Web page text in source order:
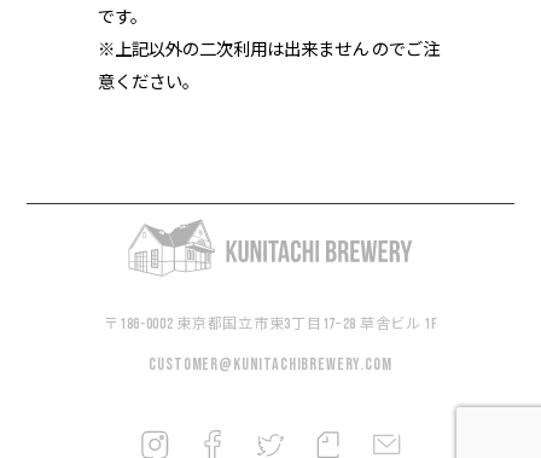
です。
※上記以外の二次利用は出来ません のでご注
意ください。
〒186-0002 東京都国立市東3丁目17−28 草舎ビル 1F
customer@kunitachibrewery.com